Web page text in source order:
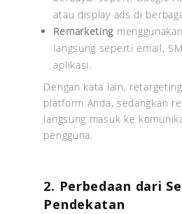
atau display ads di
Remarketing
langsung seperti email,
aplikasi.
Dengan kata lain,
platform Anda, sedangkan
langsung masuk ke
pengguna.
2. Perbedaan dari
Pendekatan